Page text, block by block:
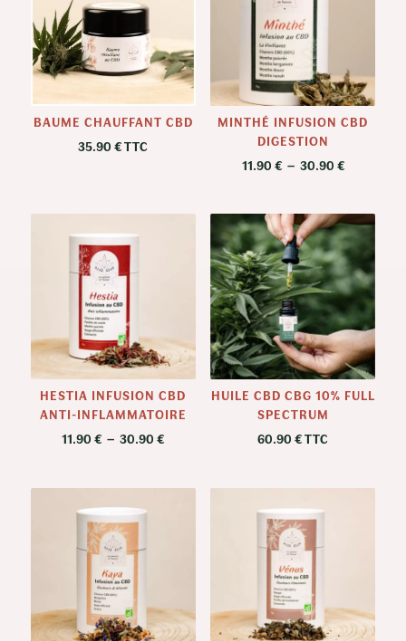
BAUME CHAUFFANT CBD
35.90€TTC
MINTHÉ INFUSION CBD
DIGESTION
11.90 € – 30.90 €Plage
11.90 €
à
30.90 €
HESTIA INFUSION CBD
ANTI-INFLAMMATOIRE
11.90€ – 30.90€Plage
11.90 €
HUILE CBD CBG 10% FULL
SPECTRUM
60.90 €TTC